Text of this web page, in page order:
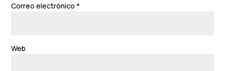
Correo electrónico *
Web